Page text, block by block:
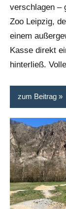
verschlagen –
Zoo Leipzig,
einem
Kasse direkt
hinterließ.
zum Beitrag